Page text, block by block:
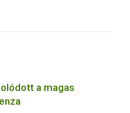
a magas